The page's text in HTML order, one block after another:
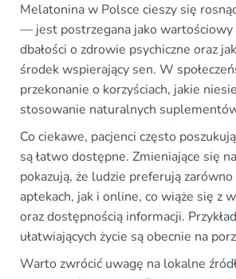
Melatonina w Polsce cieszy się
— jest postrzegana jako
dbałości o zdrowie psychiczne oraz
środek wspierający sen. W
przekonanie o korzyściach, jakie
stosowanie naturalnych
Co ciekawe, pacjenci często
są łatwo dostępne. Zmieniające się
pokazują, że ludzie preferują
aptekach, jak i online, co wiąże się z
oraz dostępnością informacji.
ułatwiających życie są obecnie na
Warto zwrócić uwagę na lokalne